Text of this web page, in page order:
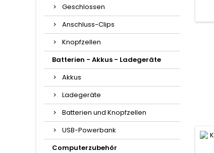
Geschlossen
Anschluss-Clips
Knopfzellen
Batterien - Akkus - Ladegeräte
Akkus
Ladegeräte
Batterien und Knopfzellen
USB-Powerbank
Computerzubehör